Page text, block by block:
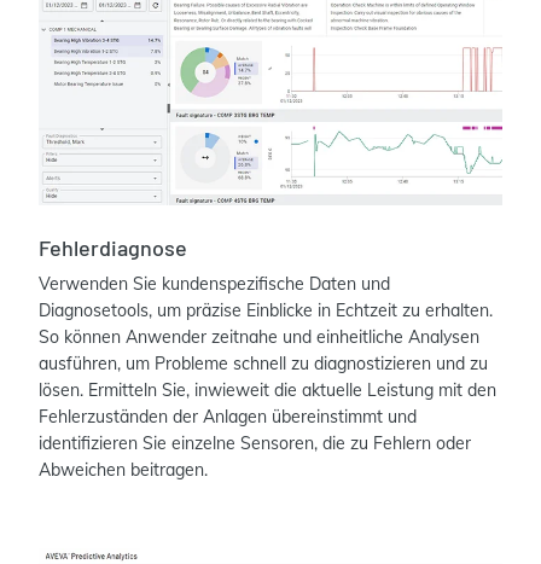
Fehlerdiagnose
Verwenden Sie kundenspezifische Daten und
Diagnosetools, um präzise Einblicke in Echtzeit zu erhalten.
So können Anwender zeitnahe und einheitliche Analysen
ausführen, um Probleme schnell zu diagnostizieren und zu
lösen. Ermitteln Sie, inwieweit die aktuelle Leistung mit den
Fehlerzuständen der Anlagen übereinstimmt und
identifizieren Sie einzelne Sensoren, die zu Fehlern oder
Abweichen beitragen.